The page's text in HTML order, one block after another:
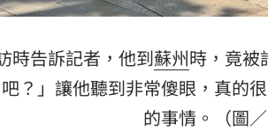
告訴記者，他到蘇州時，竟被
？」讓他聽到非常傻眼，真的
的事情。（圖／